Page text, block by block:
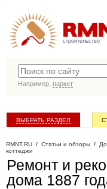
строительство
Например, паркет
ВЫБРАТЬ РАЗДЕЛ
RMNT.RU / Статьи и обзоры /
коттеджи
Ремонт и
дома 1887